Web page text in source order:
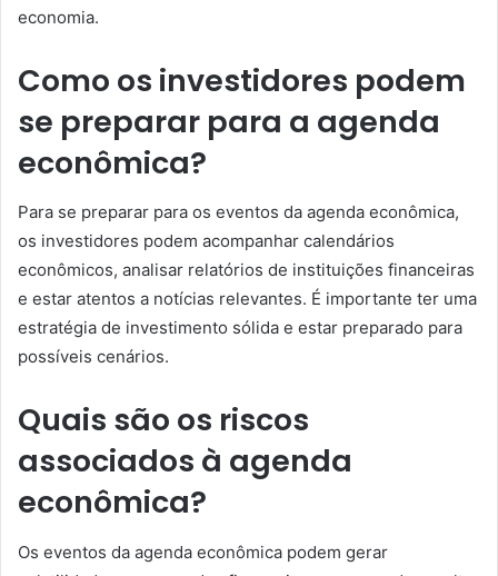
economia.
Como os investidores podem
se preparar para a agenda
econômica?
Para se preparar para os eventos da agenda econômica,
os investidores podem acompanhar calendários
econômicos, analisar relatórios de instituições financeiras
e estar atentos a notícias relevantes. É importante ter uma
estratégia de investimento sólida e estar preparado para
possíveis cenários.
Quais são os riscos
associados à agenda
econômica?
Os eventos da agenda econômica podem gerar